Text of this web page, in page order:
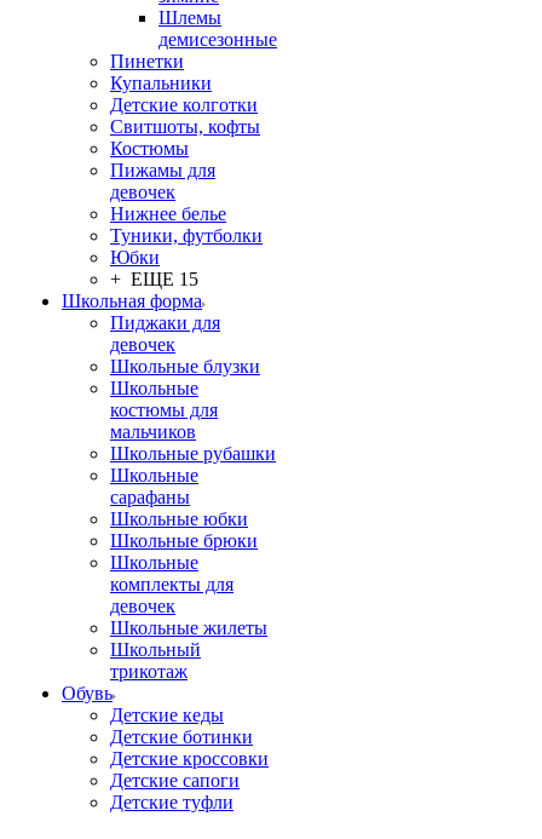
Шлемы
демисезонные
Пинетки
Купальники
Детские колготки
Свитшоты, кофты
Костюмы
Пижамы для
девочек
Нижнее белье
Туники, футболки
Юбки
+ ЕЩЕ 15
Школьная форма
Пиджаки для
девочек
Школьные блузки
Школьные
костюмы для
мальчиков
Школьные рубашки
Школьные
сарафаны
Школьные юбки
Школьные брюки
Школьные
комплекты для
девочек
Школьные жилеты
Школьный
трикотаж
Обувь
Детские кеды
Детские ботинки
Детские кроссовки
Детские сапоги
Детские туфли